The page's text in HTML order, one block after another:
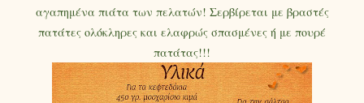
αγαπημένα πιάτα των πελατών! Σερβίρεται με βραστές
πατάτες ολόκληρες και ελαφρώς σπασμένες ή με πουρέ
πατάτας!!!